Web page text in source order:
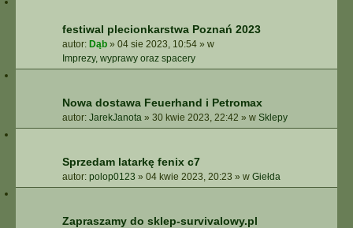
festiwal plecionkarstwa Poznań 2023
autor: Dąb » 04 sie 2023, 10:54 » w
Imprezy, wyprawy oraz spacery
Nowa dostawa Feuerhand i Petromax
autor: JarekJanota » 30 kwie 2023, 22:42 » w Sklepy
Sprzedam latarkę fenix c7
autor: polop0123 » 04 kwie 2023, 20:23 » w Giełda
Zapraszamy do sklep-survivalowy.pl